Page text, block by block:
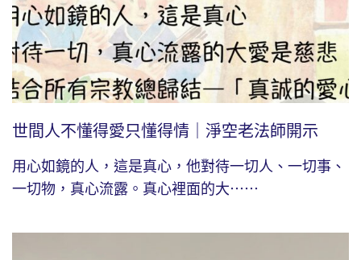
世間人不懂得愛只懂得情｜淨空老法師開示
用心如鏡的人，這是真心，他對待一切人、一切事、
一切物，真心流露。真心裡面的大⋯⋯